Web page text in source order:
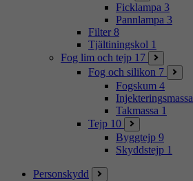
Ficklampa 3
Pannlampa 3
Filter 8
Tjältiningskol 1
Fog lim och tejp 17
Fog och silikon 7
Fogskum 4
Injekteringsmassa
Takmassa 1
Tejp 10
Byggtejp 9
Skyddstejp 1
Personskydd